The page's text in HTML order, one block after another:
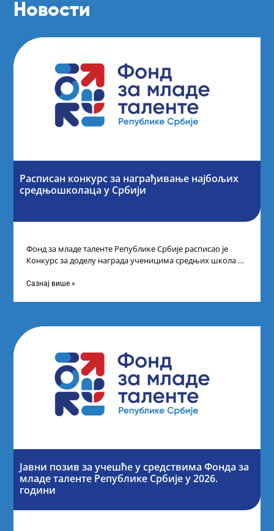
Новости
Расписан конкурс за награђивање најбољих
средњошколаца у Србији
Фонд за младе таленте Републике Србије расписао је
Конкурс за доделу награда ученицима средњих школа за
Сазнај више »
Јавни позив за учешће у средствима Фонда за
младе таленте Републике Србије у 2026.
години